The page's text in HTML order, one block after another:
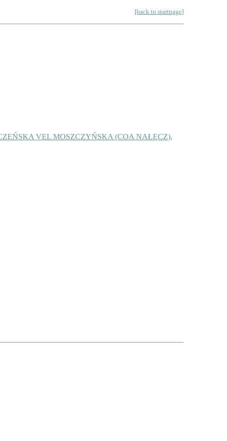
[back to startpage]
VEL MOSZCZYŃSKA (COA NAŁĘCZ),